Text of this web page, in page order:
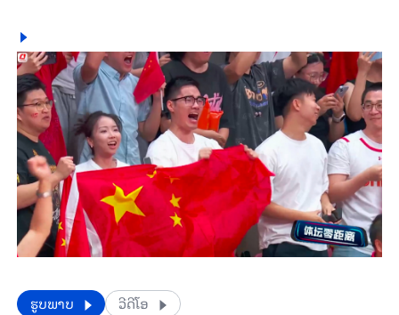
​​ຮູບພາບ ວີດີໂອ